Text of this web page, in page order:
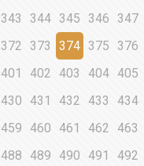
343 344 345 346 347
372 373 374 375 376
401 402 403 404 405
430 431 432 433 434
459 460 461 462 463
488 489 490 491 492